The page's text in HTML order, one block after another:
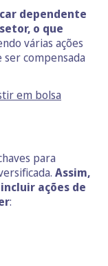
dependente
o que
várias ações
ser compensada
em bolsa
para
Assim,
ações de
: